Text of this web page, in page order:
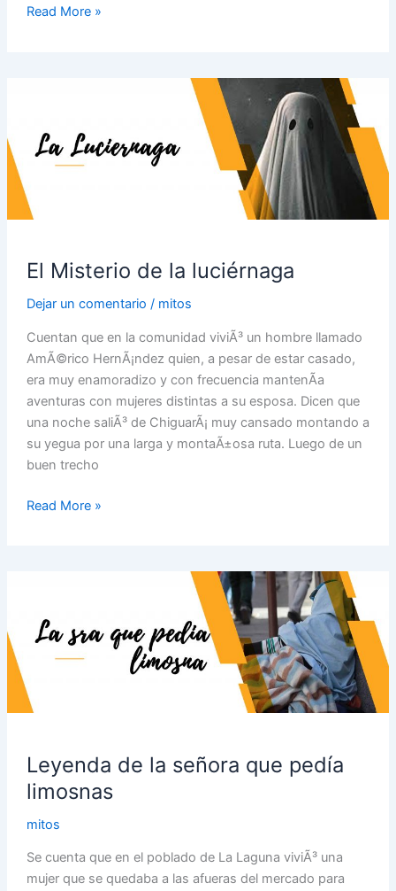
Read More »
El Misterio de la luciérnaga
Dejar un comentario / mitos
Cuentan que en la comunidad viviÃ³ un hombre llamado
AmÃ©rico HernÃ¡ndez quien, a pesar de estar casado,
era muy enamoradizo y con frecuencia mantenÃ­a
aventuras con mujeres distintas a su esposa. Dicen que
una noche saliÃ³ de ChiguarÃ¡ muy cansado montando a
su yegua por una larga y montaÃ±osa ruta. Luego de un
buen trecho
la
Read More »
Leyenda de la señora que pedía
limosnas
mitos
Se cuenta que en el poblado de La Laguna viviÃ³ una
mujer que se quedaba a las afueras del mercado para
señora
pedía
limosnas